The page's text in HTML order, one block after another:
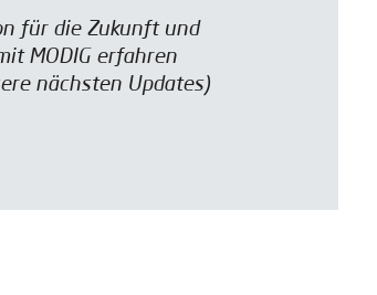
für die Zukunft und
MODIG erfahren
nächsten Updates)